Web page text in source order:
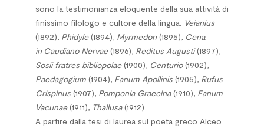
sono la testimonianza eloquente della sua attività di
finissimo filologo e cultore della lingua: Veianius
(1892), Phidyle(1894), Myrmedon (1895), Cena
in Caudiano Nervae(1896), Reditus Augusti(1897),
Sosii fratres bibliopolae(1900), Centurio(1902),
Paedagogium (1904), Fanum Apollinis (1905), Rufus
Crispinus (1907), Pomponia Graecina(1910), Fanum
Vacunae(1911), Thallusa(1912).
A partire dalla tesi di laurea sul poeta greco Alceo